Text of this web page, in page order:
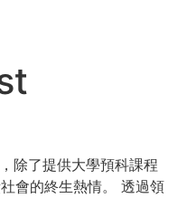
除了提供大學預科課程
會的終生熱情。 透過領